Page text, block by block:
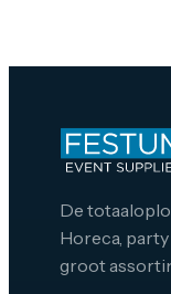
De
Horeca,
groot